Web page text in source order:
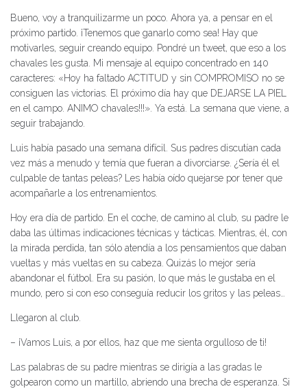
Bueno, voy a tranquilizarme un poco. Ahora ya, a pensar en el
próximo partido. ¡Tenemos que ganarlo como sea! Hay que
motivarles, seguir creando equipo. Pondré un tweet, que eso a los
chavales les gusta. Mi mensaje al equipo concentrado en 140
caracteres: «Hoy ha faltado ACTITUD y sin COMPROMISO no se
consiguen las victorias. El próximo día hay que DEJARSE LA PIEL
en el campo. ANIMO chavales!!!». Ya está. La semana que viene, a
seguir trabajando.
Luis había pasado una semana difícil. Sus padres discutían cada
vez más a menudo y temía que fueran a divorciarse. ¿Sería él el
culpable de tantas peleas? Les había oído quejarse por tener que
acompañarle a los entrenamientos.
Hoy era día de partido. En el coche, de camino al club, su padre le
daba las últimas indicaciones técnicas y tácticas. Mientras, él, con
la mirada perdida, tan sólo atendía a los pensamientos que daban
vueltas y más vueltas en su cabeza. Quizás lo mejor sería
abandonar el fútbol. Era su pasión, lo que más le gustaba en el
mundo, pero si con eso conseguía reducir los gritos y las peleas…
Llegaron al club.
– ¡Vamos Luis, a por ellos, haz que me sienta orgulloso de ti!
Las palabras de su padre mientras se dirigía a las gradas le
golpearon como un martillo, abriendo una brecha de esperanza. Si